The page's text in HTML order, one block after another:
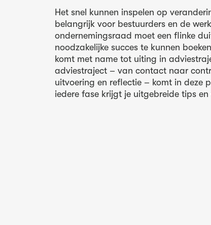
Het snel kunnen inspelen op
belangrijk voor bestuurders en de
ondernemingsraad moet een flinke
noodzakelijke succes te kunnen
komt met name tot uiting in
adviestraject – van contact naar
uitvoering en reflectie – komt in deze
iedere fase krijgt je uitgebreide tips